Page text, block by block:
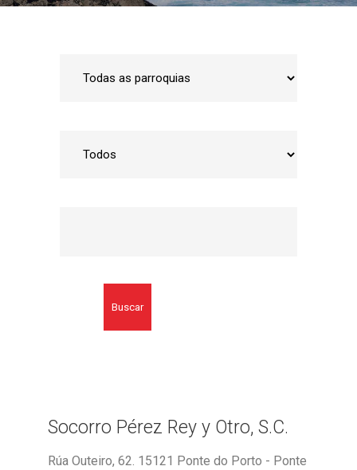
Buscar
Socorro Pérez Rey y Otro, S.C.
Rúa Outeiro, 62. 15121 Ponte do Porto - Ponte